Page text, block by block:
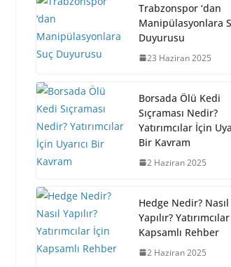
Trabzonspor ‘dan
Manipülasyonlara
Duyurusu
23 Haziran 2025
Borsada Ölü Kedi
Sıçraması Nedir?
Yatırımcılar İçin
Bir Kavram
2 Haziran 2025
Hedge Nedir? Nasıl
Yapılır?
Kapsamlı Rehber
2 Haziran 2025